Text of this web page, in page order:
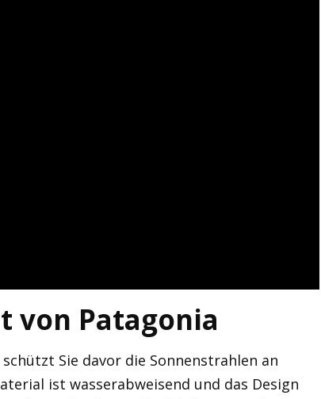
von Patagonia
Sie davor die Sonnenstrahlen an
ist wasserabweisend und das Design